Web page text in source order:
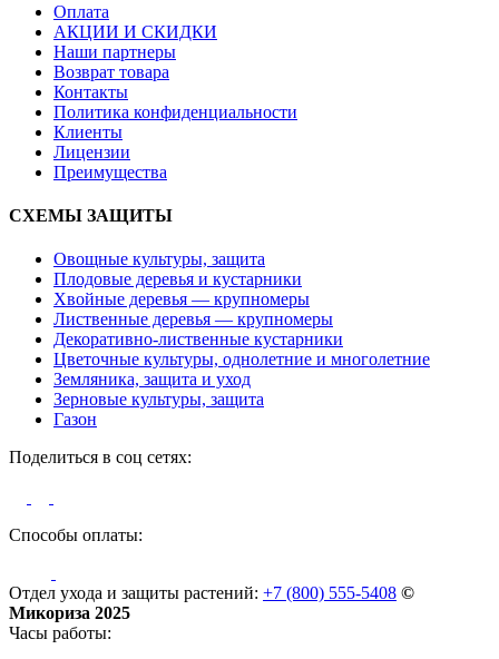
Оплата
АКЦИИ И СКИДКИ
Наши партнеры
Возврат товара
Контакты
Политика конфиденциальности
Клиенты
Лицензии
Преимущества
СХЕМЫ ЗАЩИТЫ
Овощные культуры, защита
Плодовые деревья и кустарники
Хвойные деревья — крупномеры
Лиственные деревья — крупномеры
Декоративно-лиственные кустарники
Цветочные культуры, однолетние и многолетние
Земляника, защита и уход
Зерновые культуры, защита
Газон
Поделиться в соц сетях:
Способы оплаты:
Отдел ухода и защиты растений: +7 (800) 555-5408 ©
Микориза 2025
Часы работы: